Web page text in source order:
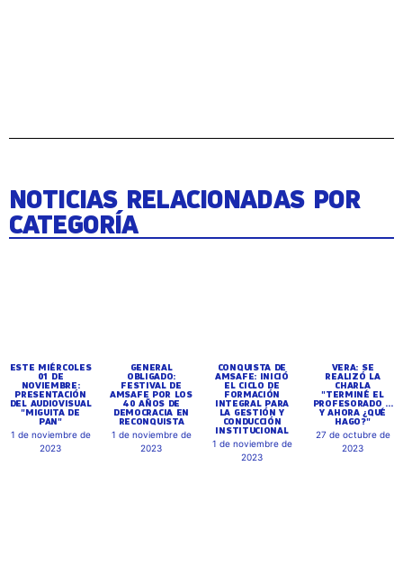
NOTICIAS RELACIONADAS POR
CATEGORÍA
ESTE MIÉRCOLES
01 DE
NOVIEMBRE:
PRESENTACIÓN
DEL AUDIOVISUAL
"MIGUITA DE
PAN"
1 de noviembre de
2023
GENERAL
OBLIGADO:
FESTIVAL DE
AMSAFE POR LOS
40 AÑOS DE
DEMOCRACIA EN
RECONQUISTA
1 de noviembre de
2023
CONQUISTA DE
AMSAFE: INICIÓ
EL CICLO DE
FORMACIÓN
INTEGRAL PARA
LA GESTIÓN Y
CONDUCCIÓN
INSTITUCIONAL
1 de noviembre de
2023
VERA: SE
REALIZÓ LA
CHARLA
"TERMINÉ EL
PROFESORADO ...
Y AHORA ¿QUÉ
HAGO?"
27 de octubre de
2023